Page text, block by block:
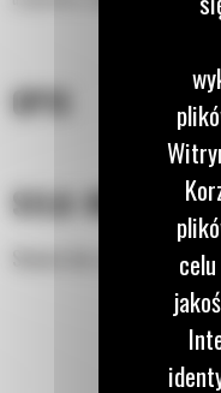
OPIS
SIŁA KOPANIA
Skośne dno zapewnia